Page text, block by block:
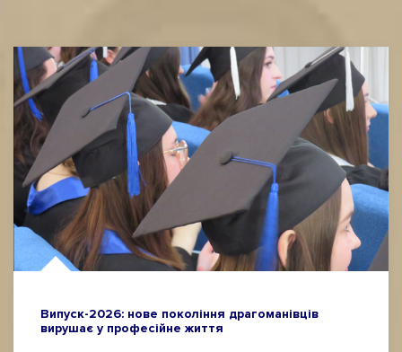
Випуск-2026: нове покоління драгоманівців
вирушає у професійне життя